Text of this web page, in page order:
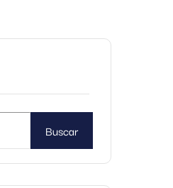
Buscar